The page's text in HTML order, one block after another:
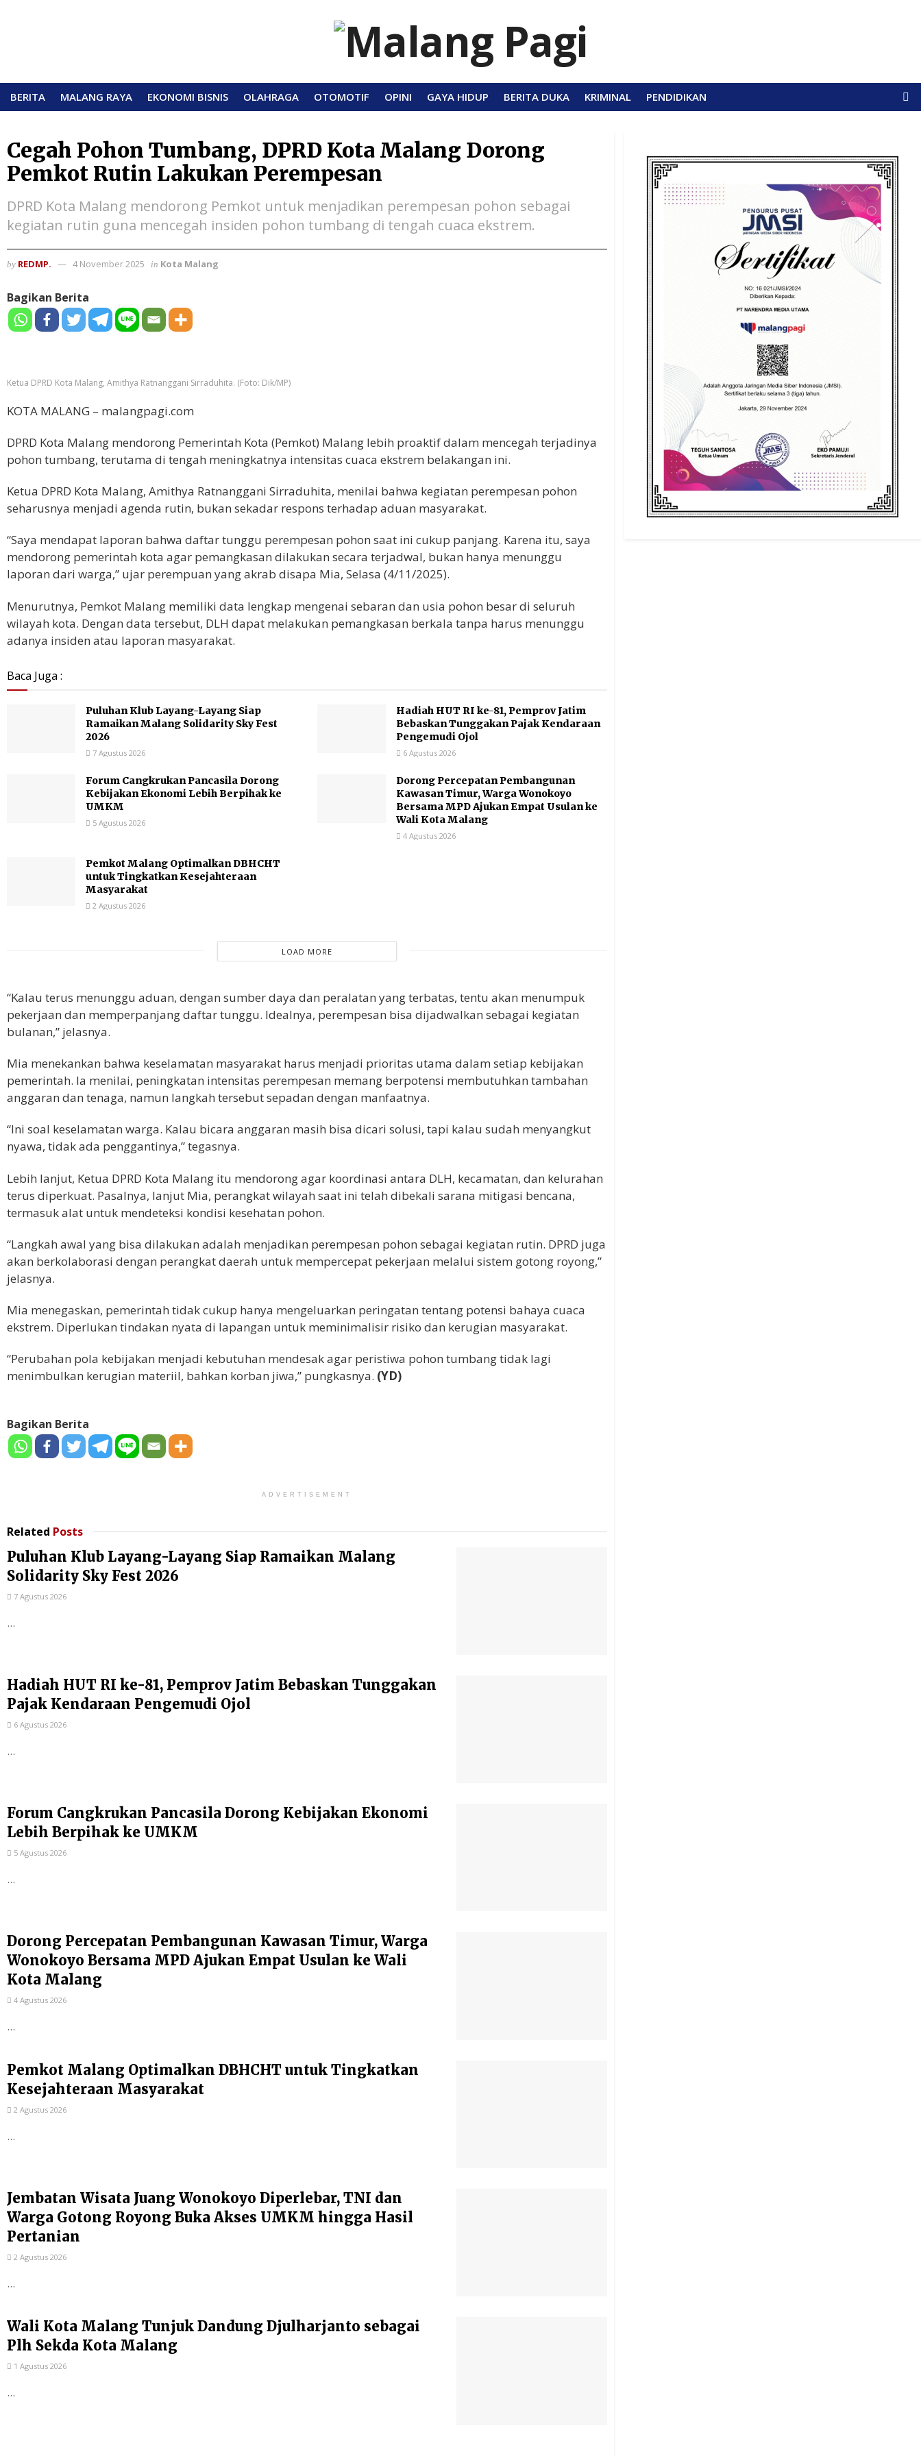
BERITA MALANG RAYA EKONOMI BISNIS OLAHRAGA OTOMOTIF OPINI GAYA HIDUP BERITA DUKA KRIMINAL PENDIDIKAN
Cegah Pohon Tumbang, DPRD Kota Malang Dorong
Pemkot Rutin Lakukan Perempesan
DPRD Kota Malang mendorong Pemkot untuk menjadikan perempesan pohon sebagai
kegiatan rutin guna mencegah insiden pohon tumbang di tengah cuaca ekstrem.
by REDMP. 4 November 2025 in Kota Malang
Bagikan Berita
Ketua DPRD Kota Malang, Amithya Ratnanggani Sirraduhita. (Foto: Dik/MP)
KOTA MALANG – malangpagi.com
DPRD Kota Malang mendorong Pemerintah Kota (Pemkot) Malang lebih proaktif dalam mencegah terjadinya
pohon tumbang, terutama di tengah meningkatnya intensitas cuaca ekstrem belakangan ini.
Ketua DPRD Kota Malang, Amithya Ratnanggani Sirraduhita, menilai bahwa kegiatan perempesan pohon
seharusnya menjadi agenda rutin, bukan sekadar respons terhadap aduan masyarakat.
“Saya mendapat laporan bahwa daftar tunggu perempesan pohon saat ini cukup panjang. Karena itu, saya
mendorong pemerintah kota agar pemangkasan dilakukan secara terjadwal, bukan hanya menunggu
laporan dari warga,” ujar perempuan yang akrab disapa Mia, Selasa (4/11/2025).
Menurutnya, Pemkot Malang memiliki data lengkap mengenai sebaran dan usia pohon besar di seluruh
wilayah kota. Dengan data tersebut, DLH dapat melakukan pemangkasan berkala tanpa harus menunggu
adanya insiden atau laporan masyarakat.
Baca Juga :
Puluhan Klub Layang-Layang Siap
Ramaikan Malang Solidarity Sky Fest
2026
7 Agustus 2026
Hadiah HUT RI ke-81, Pemprov Jatim
Bebaskan Tunggakan Pajak Kendaraan
Pengemudi Ojol
6 Agustus 2026
Forum Cangkrukan Pancasila Dorong
Kebijakan Ekonomi Lebih Berpihak ke
UMKM
5 Agustus 2026
Dorong Percepatan Pembangunan
Kawasan Timur, Warga Wonokoyo
Bersama MPD Ajukan Empat Usulan ke
Wali Kota Malang
4 Agustus 2026
Pemkot Malang Optimalkan DBHCHT
untuk Tingkatkan Kesejahteraan
Masyarakat
2 Agustus 2026
LOAD MORE
“Kalau terus menunggu aduan, dengan sumber daya dan peralatan yang terbatas, tentu akan menumpuk
pekerjaan dan memperpanjang daftar tunggu. Idealnya, perempesan bisa dijadwalkan sebagai kegiatan
bulanan,” jelasnya.
Mia menekankan bahwa keselamatan masyarakat harus menjadi prioritas utama dalam setiap kebijakan
pemerintah. Ia menilai, peningkatan intensitas perempesan memang berpotensi membutuhkan tambahan
anggaran dan tenaga, namun langkah tersebut sepadan dengan manfaatnya.
“Ini soal keselamatan warga. Kalau bicara anggaran masih bisa dicari solusi, tapi kalau sudah menyangkut
nyawa, tidak ada penggantinya,” tegasnya.
Lebih lanjut, Ketua DPRD Kota Malang itu mendorong agar koordinasi antara DLH, kecamatan, dan kelurahan
terus diperkuat. Pasalnya, lanjut Mia, perangkat wilayah saat ini telah dibekali sarana mitigasi bencana,
termasuk alat untuk mendeteksi kondisi kesehatan pohon.
“Langkah awal yang bisa dilakukan adalah menjadikan perempesan pohon sebagai kegiatan rutin. DPRD juga
akan berkolaborasi dengan perangkat daerah untuk mempercepat pekerjaan melalui sistem gotong royong,”
jelasnya.
Mia menegaskan, pemerintah tidak cukup hanya mengeluarkan peringatan tentang potensi bahaya cuaca
ekstrem. Diperlukan tindakan nyata di lapangan untuk meminimalisir risiko dan kerugian masyarakat.
“Perubahan pola kebijakan menjadi kebutuhan mendesak agar peristiwa pohon tumbang tidak lagi
menimbulkan kerugian materiil, bahkan korban jiwa,” pungkasnya. (YD)
Bagikan Berita
ADVERTISEMENT
Related Posts
Puluhan Klub Layang-Layang Siap Ramaikan Malang
Solidarity Sky Fest 2026
7 Agustus 2026
...
Hadiah HUT RI ke-81, Pemprov Jatim Bebaskan Tunggakan
Pajak Kendaraan Pengemudi Ojol
6 Agustus 2026
...
Forum Cangkrukan Pancasila Dorong Kebijakan Ekonomi
Lebih Berpihak ke UMKM
5 Agustus 2026
...
Dorong Percepatan Pembangunan Kawasan Timur, Warga
Wonokoyo Bersama MPD Ajukan Empat Usulan ke Wali
Kota Malang
4 Agustus 2026
...
Pemkot Malang Optimalkan DBHCHT untuk Tingkatkan
Kesejahteraan Masyarakat
2 Agustus 2026
...
Jembatan Wisata Juang Wonokoyo Diperlebar, TNI dan
Warga Gotong Royong Buka Akses UMKM hingga Hasil
Pertanian
2 Agustus 2026
...
Wali Kota Malang Tunjuk Dandung Djulharjanto sebagai
Plh Sekda Kota Malang
1 Agustus 2026
...